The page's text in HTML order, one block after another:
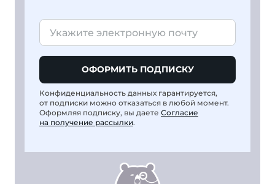
ОФОРМИТЬ ПОДПИСКУ
Конфиденциальность данных гарантируется,
от подписки можно отказаться в любой момент.
Оформляя подписку, вы даете Согласие
на получение рассылки.